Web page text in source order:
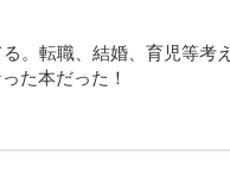
。転職、結婚、育児等考え
た本だった！